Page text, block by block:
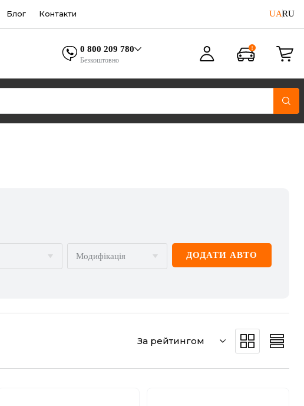
Блог Контакти UARU
0 800 209 780
Безкоштовно
GREAT WALL HAVAL
Модифікація ДОДАТИ АВТО
За рейтингом